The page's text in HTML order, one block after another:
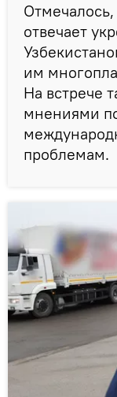
отвечает
им
На встрече
мнениями
проблемам.